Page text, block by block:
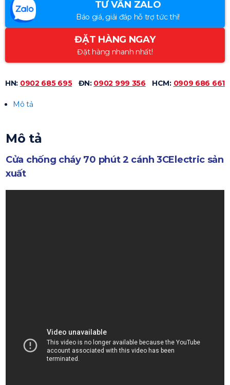
TƯ VẤN ZALO
Báo giá, giải đáp hỗ trợ tức thì!
ĐẶT HÀNG NGAY
Đặt hàng nhanh nhất!
HN: 0902 685 695 ĐN: 0902 999 356 HCM: 0909 686 661
Mô tả
Mô tả
Cửa chống cháy 70 phút 2 cánh 3CElectric sản
xuất